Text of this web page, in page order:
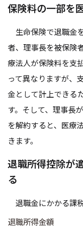
保険料の一部を
生命保険で退職金
者、理事長を被保険
療法人が保険料を支
って異なりますが、
金として計上できる
す。そして、理事長
を解約すると、医療
きます。
退職所得控除が
る
退職金にかかる課